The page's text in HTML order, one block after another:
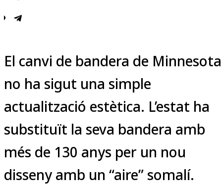
El canvi de bandera de Minnesota
no ha sigut una simple
actualització estètica. L’estat ha
substituït la seva bandera amb
més de 130 anys per un nou
disseny amb un “aire” somalí.